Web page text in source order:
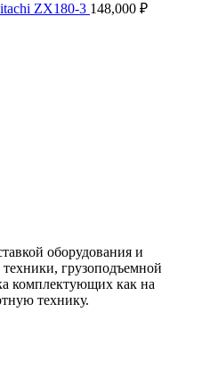
ZX180-3 148,000 ₽
оборудования и
грузоподъемной
комплектующих как на
технику.